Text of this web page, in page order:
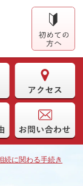
続に関わる手続き